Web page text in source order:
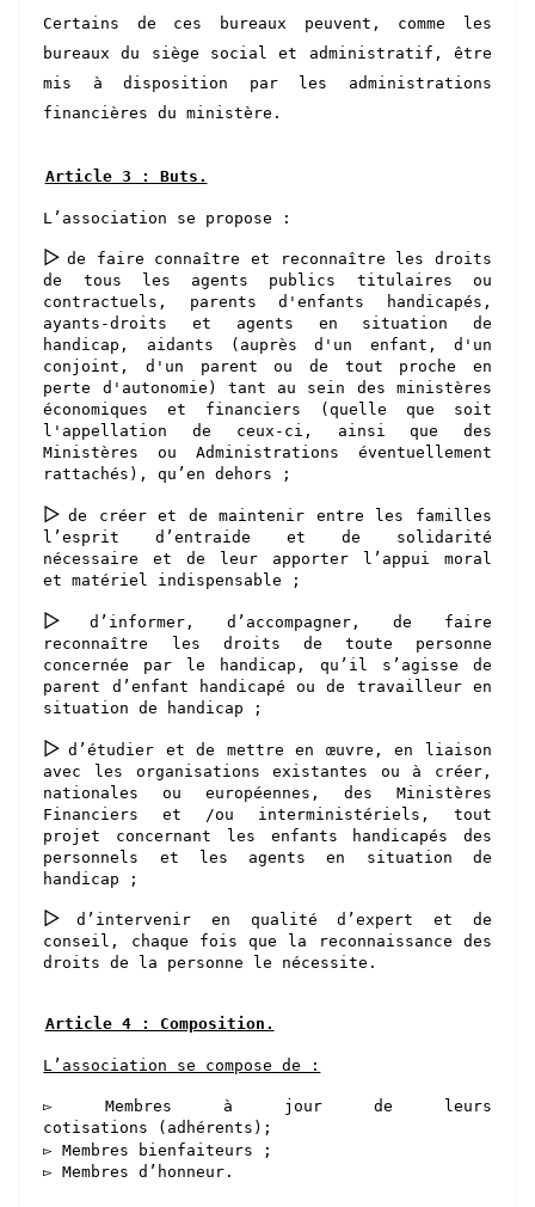
Certains de ces bureaux peuvent, comme les
bureaux du siège social et administratif, être
mis à disposition par les administrations
financières du ministère.
Article 3 : Buts.
L’association se propose :
▻ de faire connaître et reconnaître les droits
de tous les agents publics titulaires ou
contractuels, parents d'enfants handicapés,
ayants-droits et agents en situation de
handicap, aidants (auprès d'un enfant, d'un
conjoint, d'un parent ou de tout proche en
perte d'autonomie) tant au sein des ministères
économiques et financiers
(quelle que soit
l'appellation de ceux-ci, ainsi que des
Ministères ou Administrations éventuellement
rattachés) , qu’en dehors ;
▻ de créer et de maintenir entre les familles
l’esprit d’entraide et de solidarité
nécessaire et de leur apporter l’appui moral
et matériel indispensable ;
▻
d’informer, d’accompagner, de faire
reconnaître les droits de toute personne
concernée par le handicap, qu’il s’agisse de
parent d’enfant handicapé ou de travailleur en
situation de handicap ;
▻ d’étudier et de mettre en œuvre, en liaison
avec les organisations existantes ou à créer,
nationales ou européennes, des Ministères
Financiers et /ou interministériels, tout
projet concernant les enfants handicapés des
personnels et les agents en situation de
handicap ;
▻d’intervenir en qualité d’expert et de
conseil, chaque fois que la reconnaissance des
droits de la personne le nécessite.
Article 4 : Composition.
L’association se compose de :
▻ Membres à jour de leurs
cotisations (adhérents);
▻ Membres bienfaiteurs ;
▻ Membres d’honneur.